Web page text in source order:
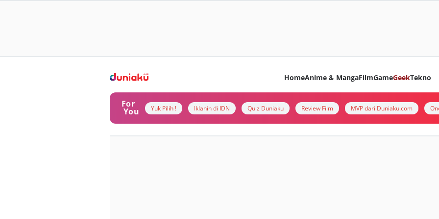
HomeAnime & MangaFilmGameGeekTekno
For
You Yuk Pilih ! Iklanin di IDN Quiz Duniaku Review Film MVP dari Duniaku.com